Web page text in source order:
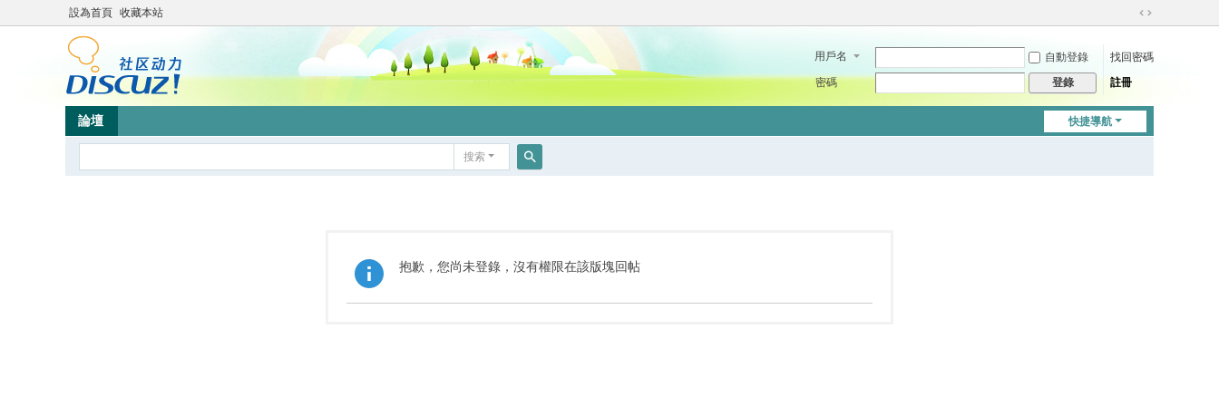
設為首頁 收藏本站
切
到
用戶名 自動登錄
找回密碼
密碼
登錄 註冊
快捷導航
論壇
搜索
抱歉，您尚未登錄，沒有權限在該版塊回帖